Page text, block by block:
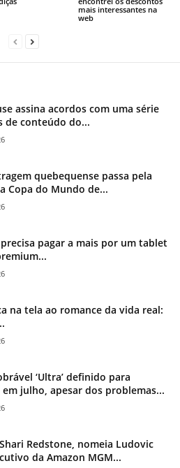
mais interessantes na
web
assina acordos com uma série
de conteúdo do...
quebequense passa pela
Copa do Mundo de...
pagar a mais por um tablet
na tela ao romance da vida real:
‘Ultra’ definido para
julho, apesar dos problemas...
Redstone, nomeia Ludovic
da Amazon MGM...